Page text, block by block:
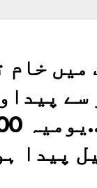
میں خام
سے
پیدا